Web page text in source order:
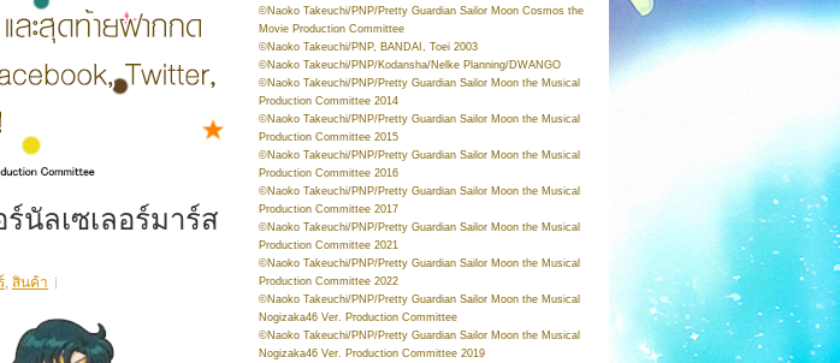
ร์นัลเซเลอร์มาร์ส
, สินค้า
©Naoko Takeuchi/PNP/Pretty Guardian Sailor Moon Cosmos the
Movie Production Committee
©Naoko Takeuchi/PNP, BANDAI, Toei 2003
©Naoko Takeuchi/PNP/Kodansha/Nelke Planning/DWANGO
©Naoko Takeuchi/PNP/Pretty Guardian Sailor Moon the Musical
Production Committee 2014
©Naoko Takeuchi/PNP/Pretty Guardian Sailor Moon the Musical
Production Committee 2015
©Naoko Takeuchi/PNP/Pretty Guardian Sailor Moon the Musical
Production Committee 2016
©Naoko Takeuchi/PNP/Pretty Guardian Sailor Moon the Musical
Production Committee 2017
©Naoko Takeuchi/PNP/Pretty Guardian Sailor Moon the Musical
Production Committee 2021
©Naoko Takeuchi/PNP/Pretty Guardian Sailor Moon the Musical
Production Committee 2022
©Naoko Takeuchi/PNP/Pretty Guardian Sailor Moon the Musical
Nogizaka46 Ver. Production Committee
©Naoko Takeuchi/PNP/Pretty Guardian Sailor Moon the Musical
Nogizaka46 Ver. Production Committee 2019